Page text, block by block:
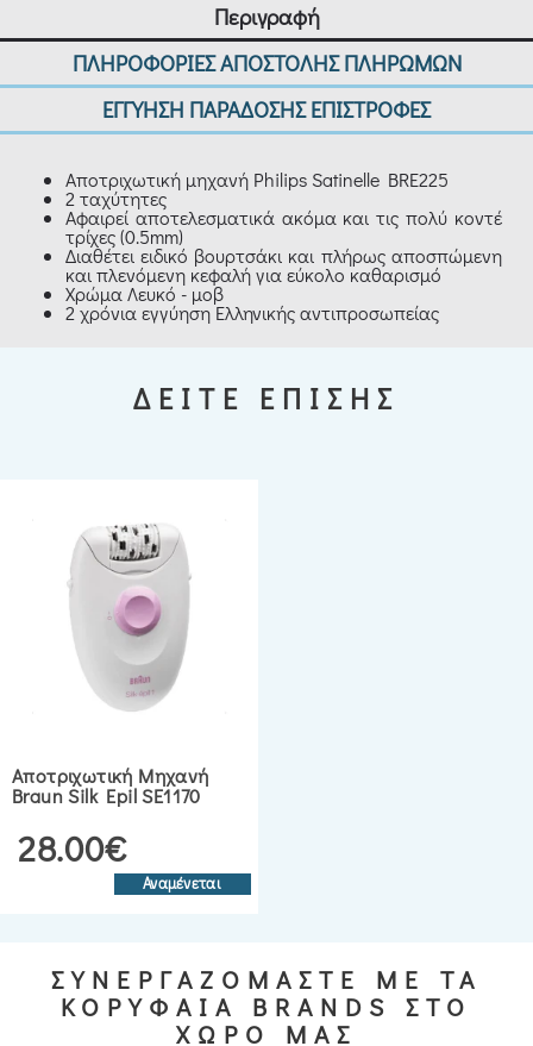
Περιγραφή
ΠΛΗΡΟΦΟΡΙΕΣ ΑΠΟΣΤΟΛΗΣ ΠΛΗΡΩΜΩΝ
ΕΓΓΥΗΣΗ ΠΑΡΑΔΟΣΗΣ ΕΠΙΣΤΡΟΦΕΣ
Αποτριχωτική μηχανή Philips Satinelle BRE225
2 ταχύτητες
Αφαιρεί αποτελεσματικά ακόμα και τις πολύ κοντέ
τρίχες (0.5mm)
Διαθέτει ειδικό βουρτσάκι και πλήρως αποσπώμενη
και πλενόμενη κεφαλή για εύκολο καθαρισμό
Χρώμα Λευκό - μοβ
2 χρόνια εγγύηση Ελληνικής αντιπροσωπείας
ΔΕΙΤΕ ΕΠΙΣΗΣ
Αποτριχωτική Μηχανή
Braun Silk Epil SE1170
28.00€
Αναμένεται
ΣΥΝΕΡΓΑΖΟΜΑΣΤΕ ΜΕ ΤΑ
ΚΟΡΥΦΑΙΑ BRANDS ΣΤΟ
ΧΩΡΟ ΜΑΣ